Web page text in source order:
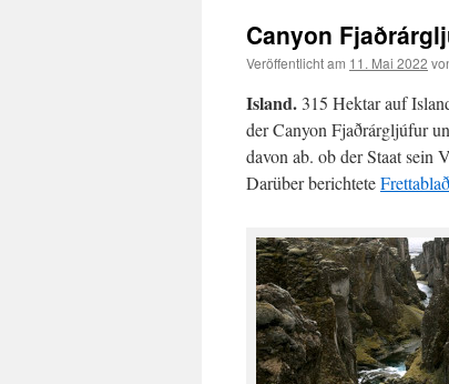
Canyon
Veröffentlicht am 11. Mai 2022
Island. 315 Hektar auf
der Canyon Fjaðrárgljúfur
davon ab. ob der Staat sein
Darüber berichtete